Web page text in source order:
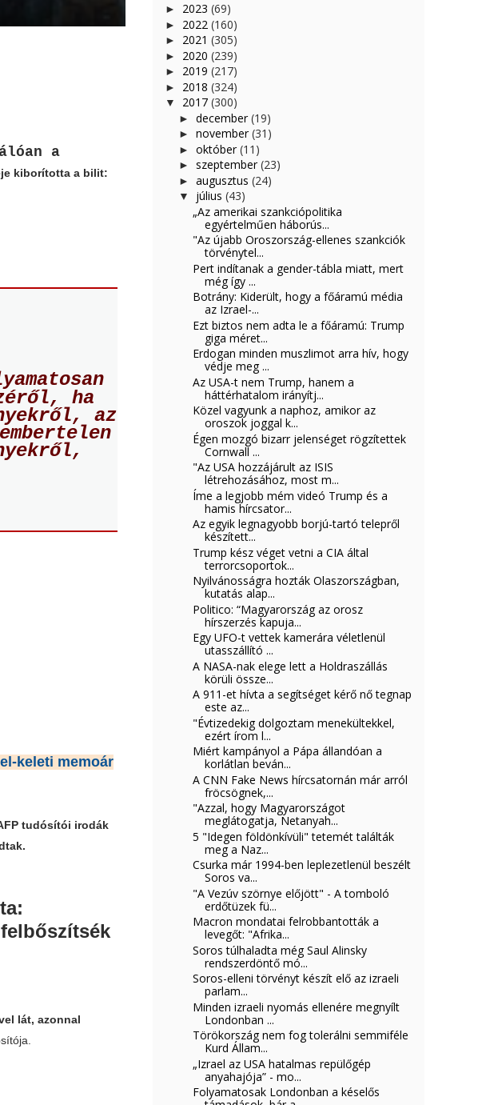
a
kiborította a bilit:
ha
az
keleti memoár
tudósítói irodák
lát, azonnal
► 2023 (69)
► 2022 (160)
► 2021 (305)
► 2020 (239)
► 2019 (217)
► 2018 (324)
▼ 2017 (300)
► december (19)
► november (31)
► október (11)
► szeptember (23)
► augusztus (24)
▼ július (43)
„Az amerikai szankciópolitika
egyértelműen háborús...
"Az újabb Oroszország-ellenes szankciók
törvénytel...
Pert indítanak a gender-tábla miatt, mert
még így ...
Botrány: Kiderült, hogy a főáramú média
az Izrael-...
Ezt biztos nem adta le a főáramú: Trump
giga méret...
Erdogan minden muszlimot arra hív, hogy
védje meg ...
Az USA-t nem Trump, hanem a
háttérhatalom irányítj...
Közel vagyunk a naphoz, amikor az
oroszok joggal k...
Égen mozgó bizarr jelenséget rögzítettek
Cornwall ...
"Az USA hozzájárult az ISIS
létrehozásához, most m...
Íme a legjobb mém videó Trump és a
hamis hírcsator...
Az egyik legnagyobb borjú-tartó telepről
készített...
Trump kész véget vetni a CIA által
terrorcsoportok...
Nyilvánosságra hozták Olaszországban,
kutatás alap...
Politico: “Magyarország az orosz
hírszerzés kapuja...
Egy UFO-t vettek kamerára véletlenül
utasszállító ...
A NASA-nak elege lett a Holdraszállás
körüli össze...
A 911-et hívta a segítséget kérő nő tegnap
este az...
"Évtizedekig dolgoztam menekültekkel,
ezért írom l...
Miért kampányol a Pápa állandóan a
korlátlan beván...
A CNN Fake News hírcsatornán már arról
fröcsögnek,...
"Azzal, hogy Magyarországot
meglátogatja, Netanyah...
5 "Idegen földönkívüli" tetemét találták
meg a Naz...
Csurka már 1994-ben leplezetlenül beszélt
Soros va...
"A Vezúv szörnye előjött" - A tomboló
erdőtüzek fü...
Macron mondatai felrobbantották a
levegőt: "Afrika...
Soros túlhaladta még Saul Alinsky
rendszerdöntő mó...
Soros-elleni törvényt készít elő az izraeli
parlam...
Minden izraeli nyomás ellenére megnyílt
Londonban ...
Törökország nem fog tolerálni semmiféle
Kurd Állam...
„Izrael az USA hatalmas repülőgép
anyahajója” - mo...
Folyamatosak Londonban a késelős